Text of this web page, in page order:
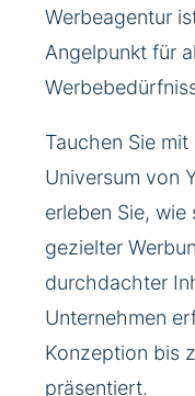
Werbeagentur
Angelpunkt für
Tauchen Sie
Universum von
erleben Sie, wie
gezielter
durchdachter
Unternehmen
Konzeption bis
präsentiert.